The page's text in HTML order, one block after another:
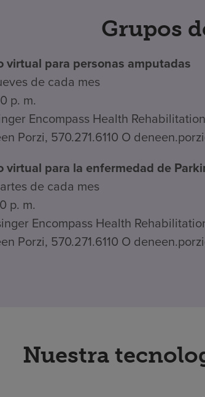
Grupos
virtual para personas amputadas
de cada mes
p. m.
Encompass Health
Porzi, 570.271.6110 O
virtual para la enfermedad de
de cada mes
p. m.
Encompass Health
Porzi, 570.271.6110 O
Nuestra